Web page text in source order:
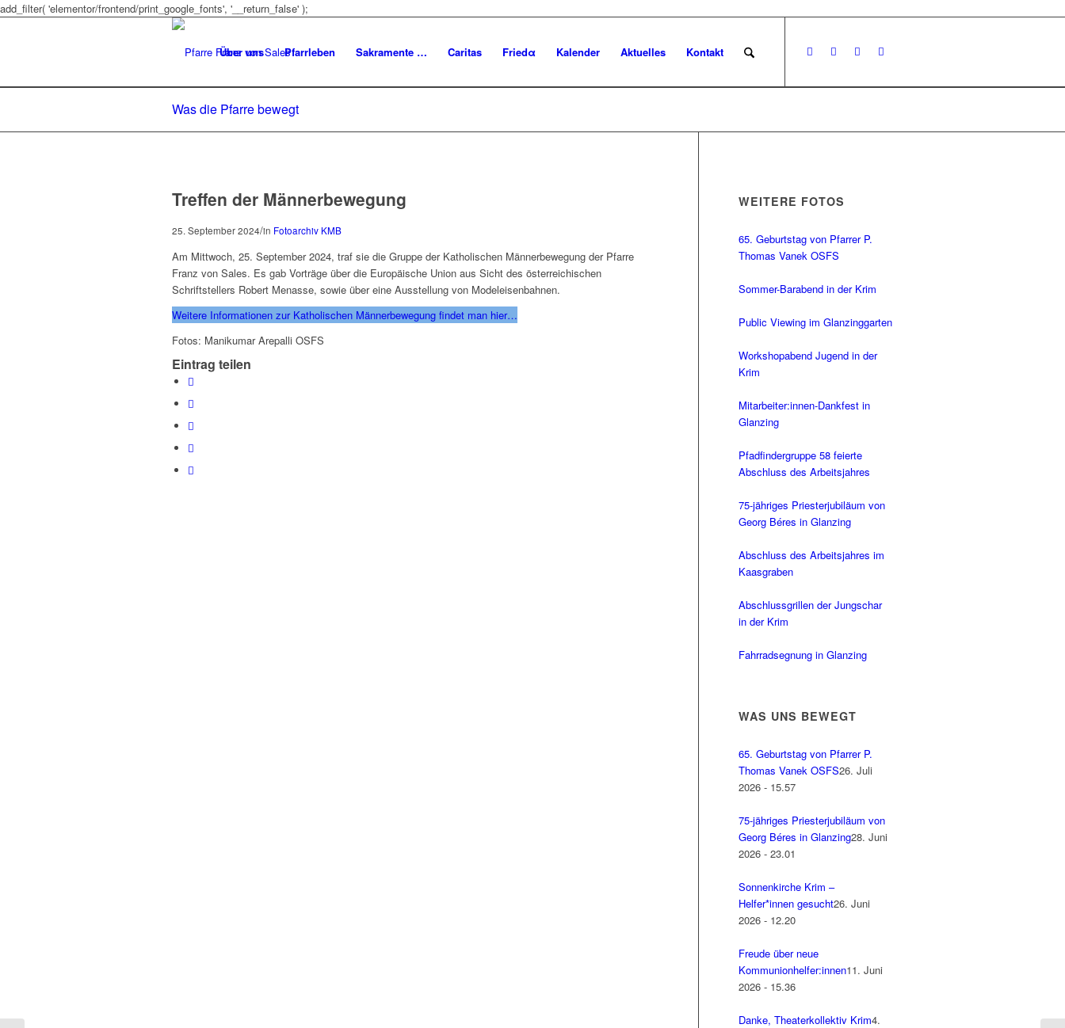
add_filter( 'elementor/frontend/print_google_fonts', '__return_false' );
Über uns Pfarrleben Sakramente … Caritas Friedα Kalender Aktuelles Kontakt
Was die Pfarre bewegt
Treffen der Männerbewegung
25. September 2024/in Fotoarchiv KMB
Am Mittwoch, 25. September 2024, traf sie die Gruppe der Katholischen Männerbewegung der Pfarre
Franz von Sales. Es gab Vorträge über die Europäische Union aus Sicht des österreichischen
Schriftstellers Robert Menasse, sowie über eine Ausstellung von Modeleisenbahnen.
Weitere Informationen zur Katholischen Männerbewegung findet man hier…
Fotos: Manikumar Arepalli OSFS
Eintrag teilen
WEITERE FOTOS
65. Geburtstag von Pfarrer P.
Thomas Vanek OSFS
Sommer-Barabend in der Krim
Public Viewing im Glanzinggarten
Workshopabend Jugend in der
Krim
Mitarbeiter:innen-Dankfest in
Glanzing
Pfadfindergruppe 58 feierte
Abschluss des Arbeitsjahres
75-jähriges Priesterjubiläum von
Georg Béres in Glanzing
Abschluss des Arbeitsjahres im
Kaasgraben
Abschlussgrillen der Jungschar
in der Krim
Fahrradsegnung in Glanzing
WAS UNS BEWEGT
65. Geburtstag von Pfarrer P.
Thomas Vanek OSFS26. Juli
2026 - 15.57
75-jähriges Priesterjubiläum von
Georg Béres in Glanzing28. Juni
2026 - 23.01
Sonnenkirche Krim –
Helfer*innen gesucht26. Juni
2026 - 12.20
Freude über neue
Kommunionhelfer:innen11. Juni
2026 - 15.36
Danke, Theaterkollektiv Krim4.